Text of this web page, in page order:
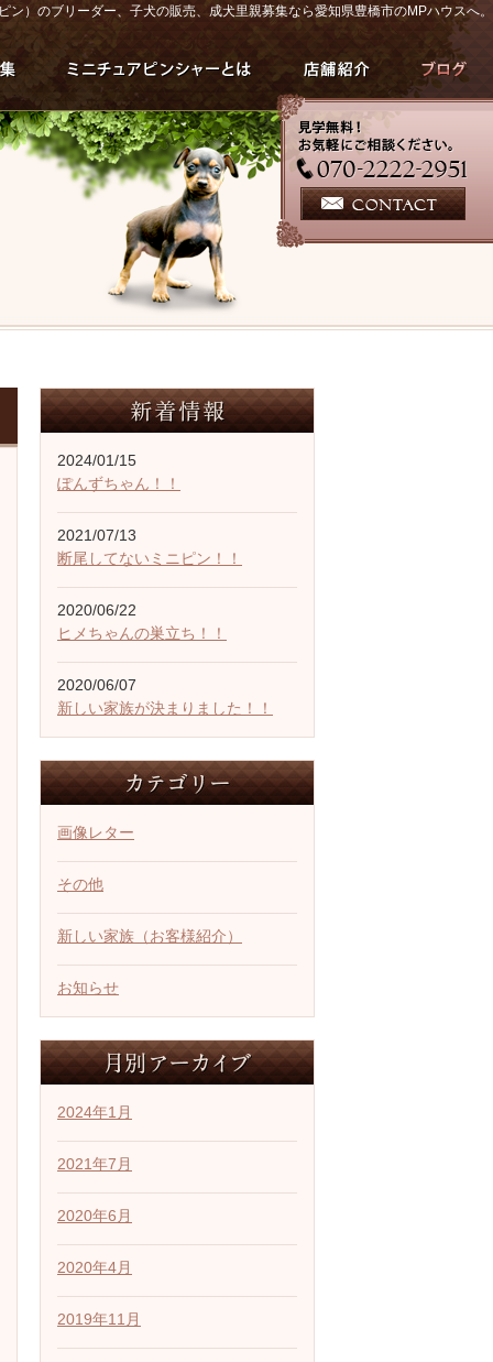
ン）のブリーダー、子犬の販売、成犬里親募集なら愛知県豊橋市のMPハウスへ。
2024/01/15
ぽんずちゃん！！
2021/07/13
断尾してないミニピン！！
2020/06/22
ヒメちゃんの巣立ち！！
2020/06/07
新しい家族が決まりました！！
画像レター
その他
新しい家族（お客様紹介）
お知らせ
2024年1月
2021年7月
2020年6月
2020年4月
2019年11月